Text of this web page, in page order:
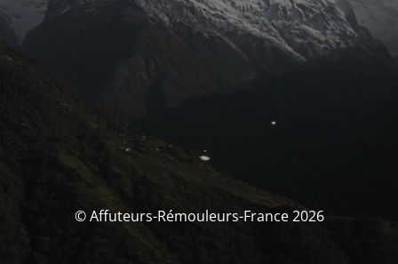
© Affuteurs-Rémouleurs-France 2026